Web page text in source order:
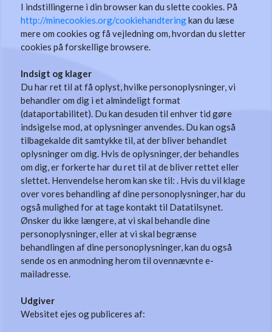
I indstillingerne i din browser kan du slette cookies. På
http://minecookies.org/cookiehandteringkan du læse
mere om cookies og få vejledning om, hvordan du sletter
cookies på forskellige browsere.
Indsigt og klager
Du har ret til at få oplyst, hvilke personoplysninger, vi
behandler om dig i et almindeligt format
(dataportabilitet). Du kan desuden til enhver tid gøre
indsigelse mod, at oplysninger anvendes. Du kan også
tilbagekalde dit samtykke til, at der bliver behandlet
oplysninger om dig. Hvis de oplysninger, der behandles
om dig, er forkerte har du ret til at de bliver rettet eller
slettet. Henvendelse herom kan ske til: . Hvis du vil klage
over vores behandling af dine personoplysninger, har du
også mulighed for at tage kontakt til Datatilsynet.
Ønsker du ikke længere, at vi skal behandle dine
personoplysninger, eller at vi skal begrænse
behandlingen af dine personoplysninger, kan du også
sende os en anmodning herom til ovennævnte e-
mailadresse.
Udgiver
Websitet ejes og publiceres af: